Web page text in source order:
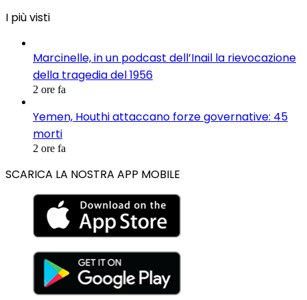
I più visti
Marcinelle, in un podcast dell’Inail la rievocazione
della tragedia del 1956
2 ore fa
Yemen, Houthi attaccano forze governative: 45
morti
2 ore fa
SCARICA LA NOSTRA APP MOBILE